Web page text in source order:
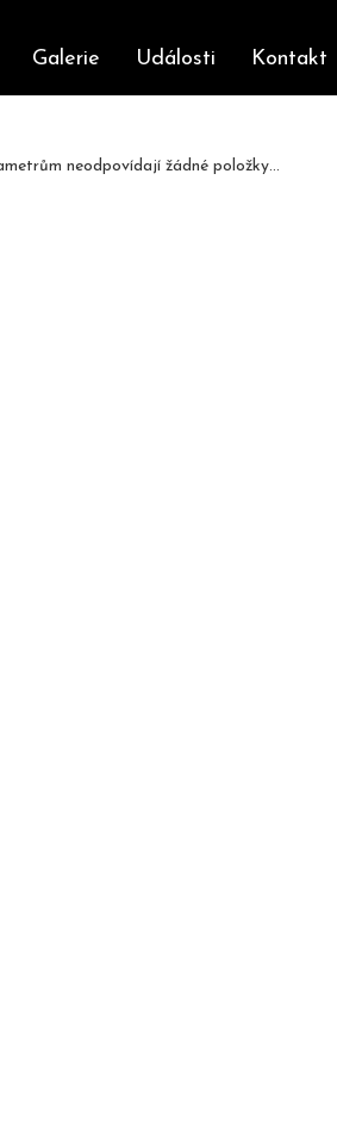
Galerie Události Kontakt
neodpovídají žádné položky...